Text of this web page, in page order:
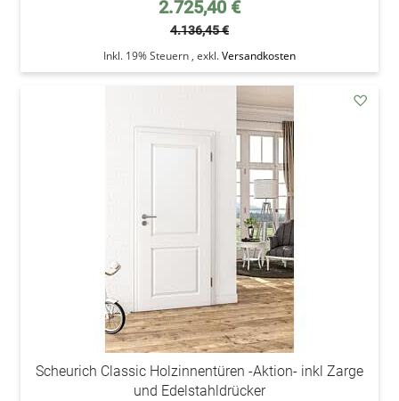
2.725,40 €
4.136,45 €
Inkl. 19% Steuern , exkl.Versandkosten
Scheurich Classic Holzinnentüren -Aktion- inkl Zarge
und Edelstahldrücker